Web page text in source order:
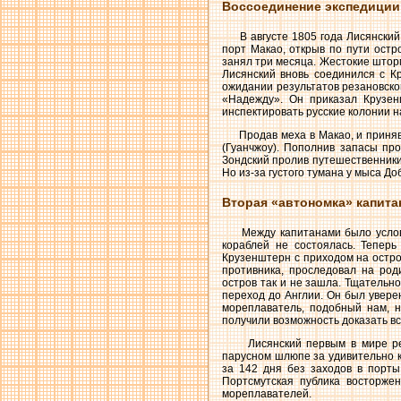
Воссоединение экспедиции
В августе 1805 года Лисянский
порт Макао, открыв по пути
занял три месяца. Жестокие
Лисянский вновь соединился с
ожидании результатов
«Надежду». Он приказал
инспектировать русские колонии
Продав меха в Макао, и приняв
(Гуанчжоу). Пополнив запасы
Зондский пролив
Но из-за густого тумана у мыса
Вторая «автономка»
Между капитанами было
кораблей не состоялась.
Крузенштерн с приходом на
противника, проследовал на
остров так и не зашла.
переход до Англии. Он был
мореплаватель, подобный нам,
получили возможность доказать
Лисянский первым в мире
парусном шлюпе за удивительно
за 142 дня без заходов в
Портсмутская публика
мореплавателей.